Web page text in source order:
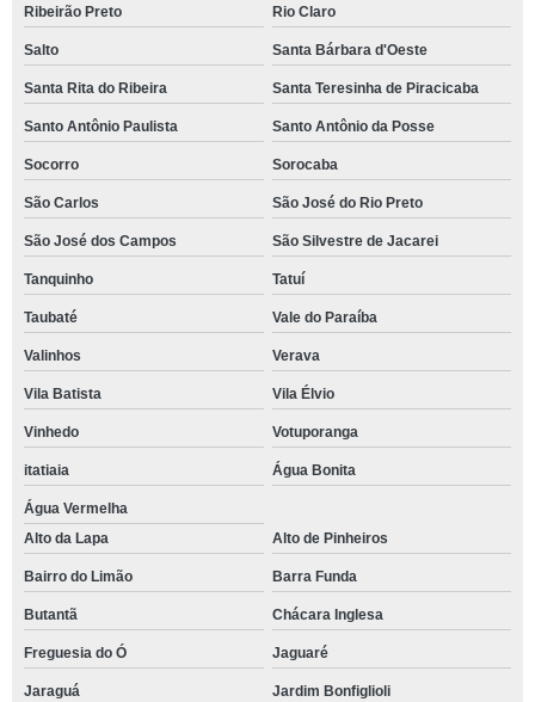
Ribeirão Preto Rio Claro
Salto Santa Bárbara d'Oeste
Santa Rita do Ribeira Santa Teresinha de Piracicaba
Santo Antônio Paulista Santo Antônio da Posse
Socorro Sorocaba
São Carlos São José do Rio Preto
São José dos Campos São Silvestre de Jacarei
Tanquinho Tatuí
Taubaté Vale do Paraíba
Valinhos Verava
Vila Batista Vila Élvio
Vinhedo Votuporanga
itatiaia Água Bonita
Água Vermelha
Alto da Lapa
Alto de Pinheiros
Bairro do Limão Barra Funda
Butantã Chácara Inglesa
Freguesia do Ó Jaguaré
Jaraguá Jardim Bonfiglioli